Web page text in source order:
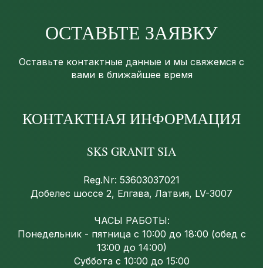
ОСТАВЬТЕ ЗАЯВКУ
Оставьте контактные данные и мы свяжемся с
вами в ближайшее время
КОНТАКТНАЯ ИНФОРМАЦИЯ
SKS GRANIT SIA
Reg.Nr: 53603037021
Добелес шоссе 2, Елгава, Латвия, LV-3007
ЧАСЫ РАБОТЫ:
Понедельник - пятница с 10:00 до 18:00 (обед с
13:00 до 14:00)
Суббота с 10:00 до 15:00